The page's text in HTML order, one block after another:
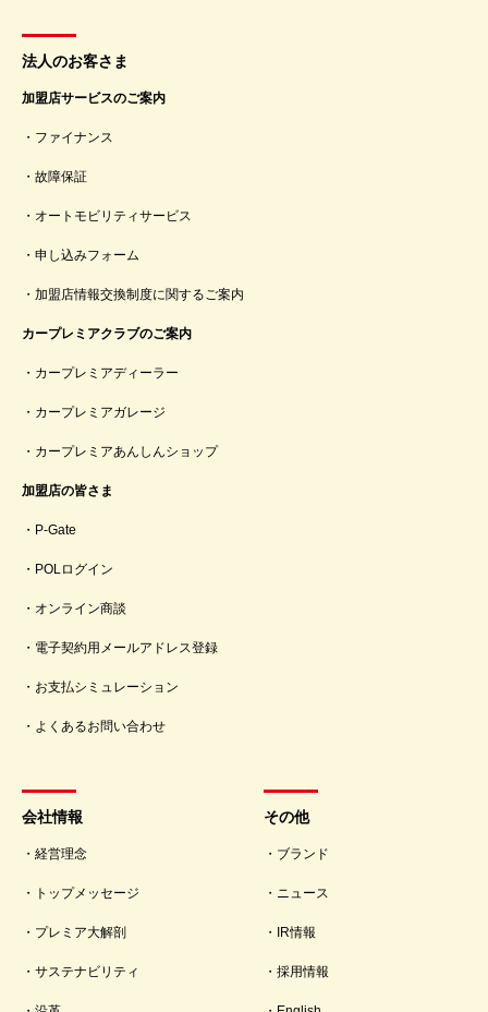
法人のお客さま
加盟店サービスのご案内
ファイナンス
故障保証
オートモビリティサービス
申し込みフォーム
加盟店情報交換制度に関するご案内
カープレミアクラブのご案内
カープレミアディーラー
カープレミアガレージ
カープレミアあんしんショップ
加盟店の皆さま
P-Gate
POLログイン
オンライン商談
電子契約用メールアドレス登録
お支払シミュレーション
よくあるお問い合わせ
会社情報
経営理念
トップメッセージ
プレミア大解剖
サステナビリティ
その他
ブランド
ニュース
IR情報
採用情報